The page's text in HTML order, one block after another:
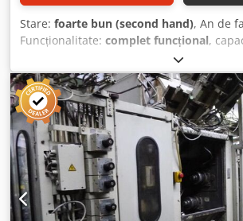
Stare: foarte bun (second hand), An de
Funcționalitate: complet funcțional,
, Dotări:
16 stații de scule - An de fabricație: 2000
utilizare productivă) - Include alimentator
(capacitate 2 t) - Include sistem de
(capacitate lichid de răcire 1.400 l)
- Include transportor de șpan (cu sistem
nămolului) - Include echipament pentru
Putere nominală maximă 40 kW / 3 x 400
hidraulice „BOSCH” - Sistem de operare
Documentație - Disponibil sub tensiune